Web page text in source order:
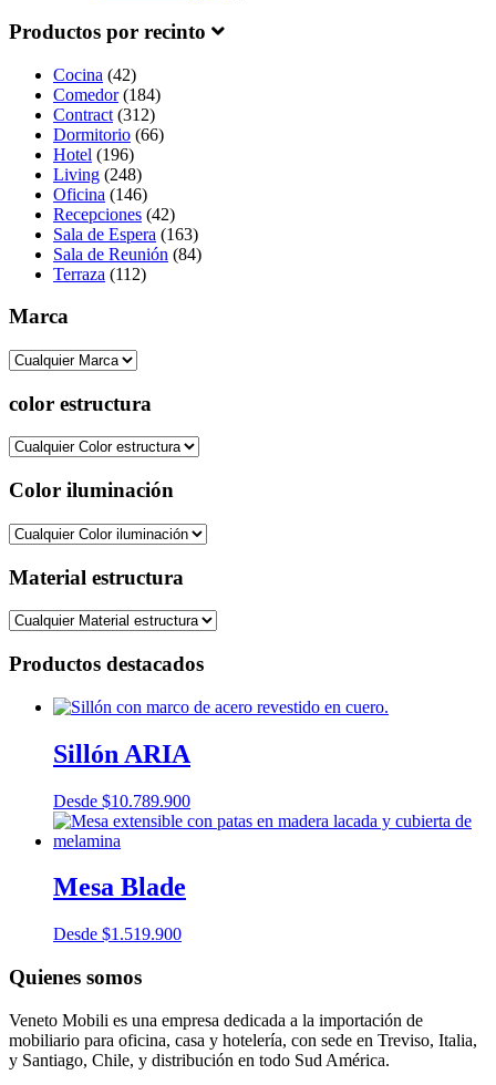
Productos por recinto
Cocina (42)
Comedor(184)
Contract (312)
Dormitorio (66)
Hotel (196)
Living (248)
Oficina (146)
Recepciones (42)
Sala de Espera (163)
Sala de Reunión (84)
Terraza (112)
Marca
color estructura
Color iluminación
Material estructura
Productos destacados
Sillón ARIA
Desde $10.789.900
Mesa Blade
Desde $1.519.900
Quienes somos
Veneto Mobili es una empresa dedicada a la importación de
mobiliario para oficina, casa y hotelería, con sede en Treviso, Italia,
y Santiago, Chile, y distribución en todo Sud América.